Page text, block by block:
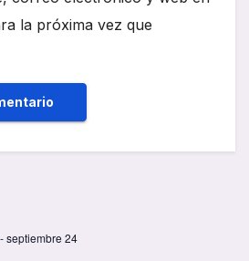
la próxima vez que
-septiembre 24